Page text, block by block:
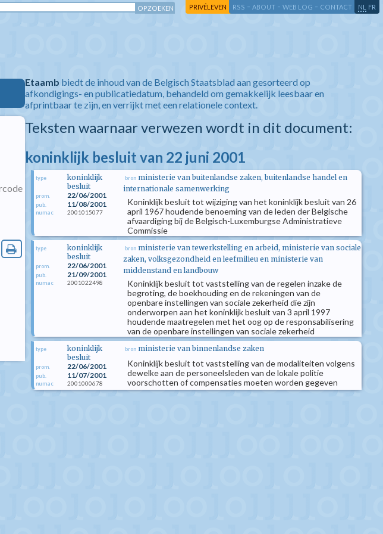
PRIVÉLEVEN RSS - ABOUT - WEB LOG - CONTACT NL FR
Etaamb biedt de inhoud van de Belgisch Staatsblad aan gesorteerd op
afkondigings- en publicatiedatum, behandeld om gemakkelijk leesbaar en
afprintbaar te zijn, en verrijkt met een relationele context.
Teksten waarnaar verwezen wordt in dit document:
koninklijk besluit van 22 juni 2001
type
koninklijk
besluit
prom. 22/06/2001
pub. 11/08/2001
numac 2001015077
bron ministerie van buitenlandse zaken, buitenlandse handel en
internationale samenwerking
Koninklijk besluit tot wijziging van het koninklijk besluit van 26
april 1967 houdende benoeming van de leden der Belgische
afvaardiging bij de Belgisch-Luxemburgse Administratieve
Commissie
type
koninklijk
besluit
prom. 22/06/2001
pub. 21/09/2001
numac 2001022498
bron ministerie van tewerkstelling en arbeid, ministerie van sociale
zaken, volksgezondheid en leefmilieu en ministerie van
middenstand en landbouw
Koninklijk besluit tot vaststelling van de regelen inzake de
begroting, de boekhouding en de rekeningen van de
openbare instellingen van sociale zekerheid die zijn
onderworpen aan het koninklijk besluit van 3 april 1997
houdende maatregelen met het oog op de responsabilisering
van de openbare instellingen van sociale zekerheid
type
koninklijk
besluit
prom. 22/06/2001
pub. 11/07/2001
numac 2001000678
bron ministerie van binnenlandse zaken
Koninklijk besluit tot vaststelling van de modaliteiten volgens
dewelke aan de personeelsleden van de lokale politie
voorschotten of compensaties moeten worden gegeven